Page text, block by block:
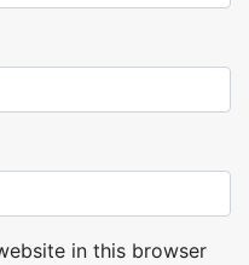
in this browser